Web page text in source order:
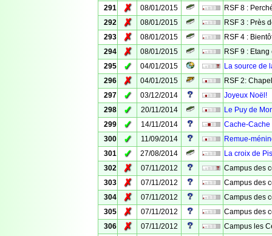
291
✗ 08/01/2015
RSF 8 :
292
✗ 08/01/2015
RSF 3 : Près
293
✗ 08/01/2015
RSF 4 :
294
✗ 08/01/2015
RSF 9 :
295
✓ 04/01/2015
La source de
296
✗ 04/01/2015
RSF 2:
297
✓ 03/12/2014
Joyeux Noël!
298
✓ 20/11/2014
Le Puy de
299
✓ 14/11/2014
Cache-Cache
300
✓ 11/09/2014
Remue-
301
✓ 27/08/2014
La croix de
302
✗ 07/11/2012
Campus des
303
✗ 07/11/2012
Campus des
304
✗ 07/11/2012
Campus des
305
✗ 07/11/2012
Campus des
306
✗ 07/11/2012
Campus les